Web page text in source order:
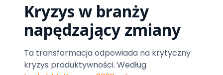
Kryzys w branży
napędzający zmiany
Ta transformacja odpowiada na krytyczny
kryzys produktywności. Według